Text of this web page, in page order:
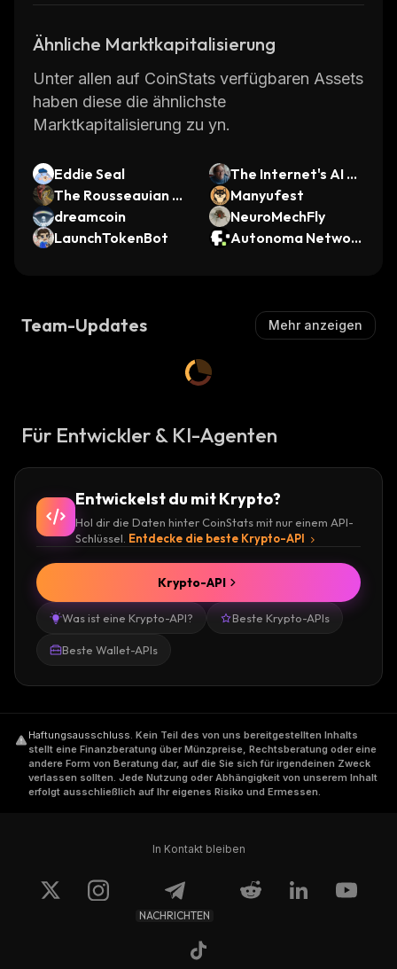
Ähnliche Marktkapitalisierung
Unter allen auf CoinStats verfügbaren Assets
haben diese die ähnlichste
Marktkapitalisierung zu yn.
Eddie Seal
The Internet's AI Pu
nching Bag
The Rousseauian D
eer
Manyufest
dreamcoin
NeuroMechFly
LaunchTokenBot
Autonoma Networ
Team-Updates Mehr anzeigen
Für Entwickler & KI-Agenten
Entwickelst du mit Krypto?
Hol dir die Daten hinter CoinStats mit nur einem API-
Schlüssel. Entdecke die beste Krypto-API
Was ist eine Krypto-API? Beste Krypto-APIs
Beste Wallet-APIs
Krypto-API
Haftungsausschluss. Kein Teil des von uns bereitgestellten Inhalts
stellt eine Finanzberatung über Münzpreise, Rechtsberatung oder eine
andere Form von Beratung dar, auf die Sie sich für irgendeinen Zweck
verlassen sollten. Jede Nutzung oder Abhängigkeit von unserem Inhalt
erfolgt ausschließlich auf Ihr eigenes Risiko und Ermessen.
In Kontakt bleiben
NACHRICHTEN